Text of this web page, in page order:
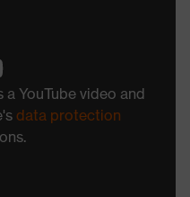
YouTube video and
data protection